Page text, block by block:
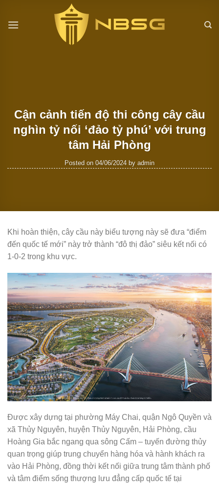
content
Cận cảnh tiến độ thi công cây cầu
nghìn tỷ nối ‘đảo tỷ phú’ với trung
tâm Hải Phòng
Posted on 04/06/2024 by admin
Khi hoàn thiện, cây cầu này biểu tượng này sẽ đưa “điểm
đến quốc tế mới” này trở thành “đô thị đảo” siêu kết nối có
1-0-2 trong khu vực.
Được xây dựng tại phường Máy Chai, quận Ngô Quyền và
xã Thủy Nguyên, huyện Thủy Nguyên, Hải Phòng, cầu
Hoàng Gia bắc ngang qua sông Cấm – tuyến đường thủy
quan trọng giúp trung chuyển hàng hóa và hành khách ra
vào Hải Phòng, đồng thời kết nối giữa trung tâm thành phố
và tâm điểm sống thượng lưu đẳng cấp quốc tế tại